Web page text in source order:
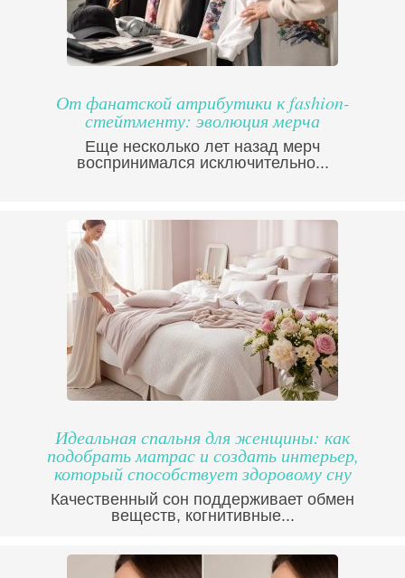
От фанатской атрибутики к fashion-
стейтменту: эволюция мерча
Еще несколько лет назад мерч
воспринимался исключительно...
Идеальная спальня для женщины: как
подобрать матрас и создать интерьер,
который способствует здоровому сну
Качественный сон поддерживает обмен
веществ, когнитивные...